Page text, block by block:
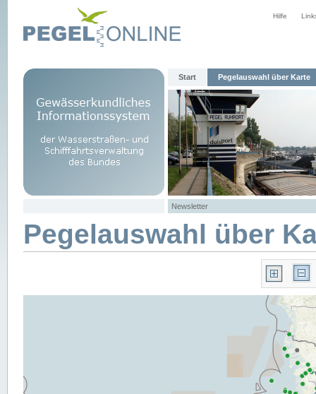
Hilfe
Start Pegelauswahl über Karte
Newsletter
Pegelauswahl über